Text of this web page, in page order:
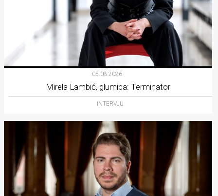
05.08.2026.
Mirela Lambić, glumica: Terminator
INTERVJU